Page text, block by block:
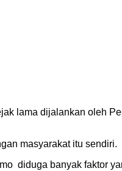
lama dijalankan oleh
masyarakat itu sendiri.
diduga banyak faktor